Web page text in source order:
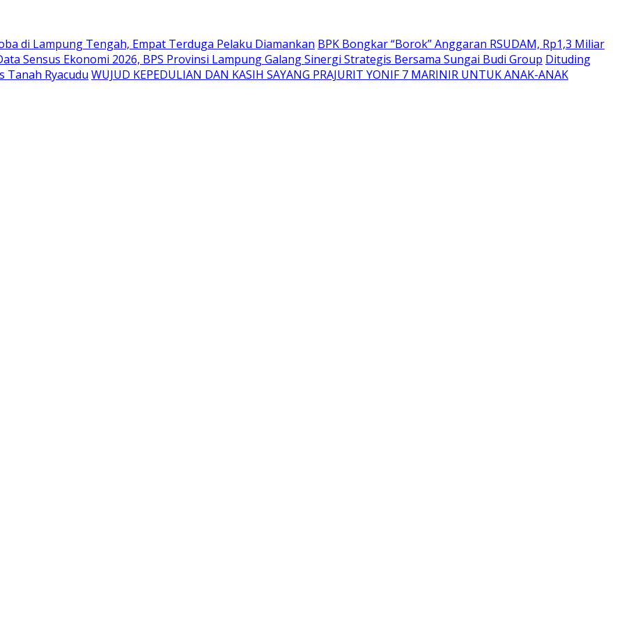
di Lampung Tengah, Empat Terduga Pelaku Diamankan BPK Bongkar “Borok” Anggaran RSUDAM, Rp1,3 Miliar
Sensus Ekonomi 2026, BPS Provinsi Lampung Galang Sinergi Strategis Bersama Sungai Budi Group Dituding
Tanah Ryacudu WUJUD KEPEDULIAN DAN KASIH SAYANG PRAJURIT YONIF 7 MARINIR UNTUK ANAK-ANAK